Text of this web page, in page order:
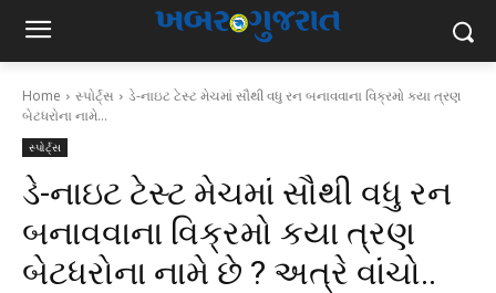
Home સ્પોર્ટ્સ
ડે-નાઇટ ટેસ્ટ મેચમાં સૌથી વધુ રન બનાવવાના વિક્રમો કયા ત્રણ
બેટધરોના નામે...
સ્પોર્ટ્સ
ડે-નાઇટ ટેસ્ટ મેચમાં સૌથી વધુ રન
બનાવવાના વિક્રમો કયા ત્રણ
બેટધરોના નામે છે ? અત્રે વાંચો..